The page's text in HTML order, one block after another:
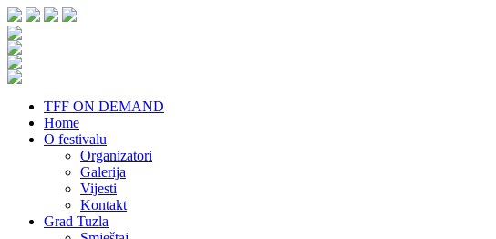
TFF ON DEMAND
Home
O festivalu
Organizatori
Galerija
Vijesti
Kontakt
Grad Tuzla